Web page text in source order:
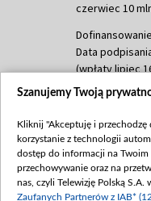
czerwiec 10
Data
(wpłaty lipiec
Dofinansowanie
(wpłata
Data
(wpłata
Szanujemy Twoją
Kliknij "Akceptuję i przechodzę
korzystanie z technologii
dostęp do informacji na
przechowywanie oraz na
nas, czyli Telewizję Polską S.A.
Zaufanych Partnerów z IAB*